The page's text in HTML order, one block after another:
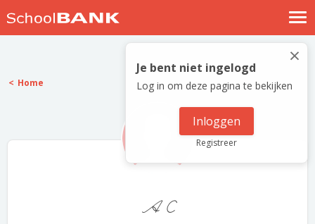
Nostalgische verhalen
Log in
Meld je gratis aan
×
Je bent niet ingelogd
Log in om deze pagina te bekijken
Inloggen
Registreer
Home
A C